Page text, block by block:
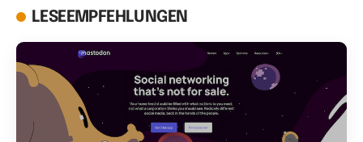
LESEEMPFEHLUNGEN